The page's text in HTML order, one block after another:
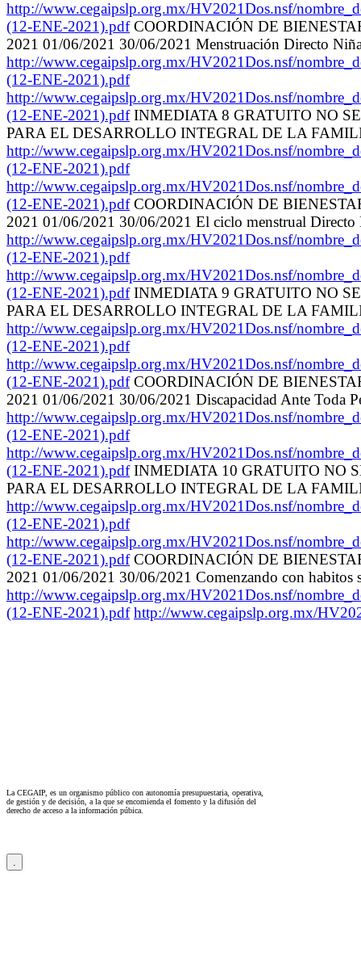
http://www.cegaipslp.org.mx/HV2021Dos.nsf/
(12-ENE-2021).pdfCOORDINACIÓN DE
2021 01/06/2021 30/06/2021 Menstruación Directo
http://www.cegaipslp.org.mx/HV2021Dos.nsf/
(12-ENE-2021).pdf
http://www.cegaipslp.org.mx/HV2021Dos.nsf/
(12-ENE-2021).pdfINMEDIATA 8 GRATUITO NO
PARA EL DESARROLLO INTEGRAL DE LA
http://www.cegaipslp.org.mx/HV2021Dos.nsf/
(12-ENE-2021).pdf
http://www.cegaipslp.org.mx/HV2021Dos.nsf/
(12-ENE-2021).pdfCOORDINACIÓN DE
2021 01/06/2021 30/06/2021 El ciclo menstrual
http://www.cegaipslp.org.mx/HV2021Dos.nsf/
(12-ENE-2021).pdf
http://www.cegaipslp.org.mx/HV2021Dos.nsf/
(12-ENE-2021).pdfINMEDIATA 9 GRATUITO NO
PARA EL DESARROLLO INTEGRAL DE LA
http://www.cegaipslp.org.mx/HV2021Dos.nsf/
(12-ENE-2021).pdf
http://www.cegaipslp.org.mx/HV2021Dos.nsf/
(12-ENE-2021).pdfCOORDINACIÓN DE
2021 01/06/2021 30/06/2021 Discapacidad Ante Toda
http://www.cegaipslp.org.mx/HV2021Dos.nsf/
(12-ENE-2021).pdf
http://www.cegaipslp.org.mx/HV2021Dos.nsf/
(12-ENE-2021).pdfINMEDIATA 10 GRATUITO NO
PARA EL DESARROLLO INTEGRAL DE LA
http://www.cegaipslp.org.mx/HV2021Dos.nsf/
(12-ENE-2021).pdf
http://www.cegaipslp.org.mx/HV2021Dos.nsf/
(12-ENE-2021).pdfCOORDINACIÓN DE
2021 01/06/2021 30/06/2021 Comenzando con
http://www.cegaipslp.org.mx/HV2021Dos.nsf/
(12-ENE-2021).pdf http://www.cegaipslp.org.mx/
La CEGAIP, es un organismo público con autonomía presupuestaria, operativa,
de gestión y de decisión, a la que se encomienda el fomento y la difusión del
derecho de acceso a la información púbica.